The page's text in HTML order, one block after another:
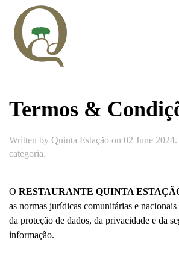
Skip to main content
Termos &
Written by Quinta Estação on 02 June 2024
categoria.
O RESTAURANTE QUINTA
as normas jurídicas comunitárias e
da proteção de dados, da privacidade e da
informação.